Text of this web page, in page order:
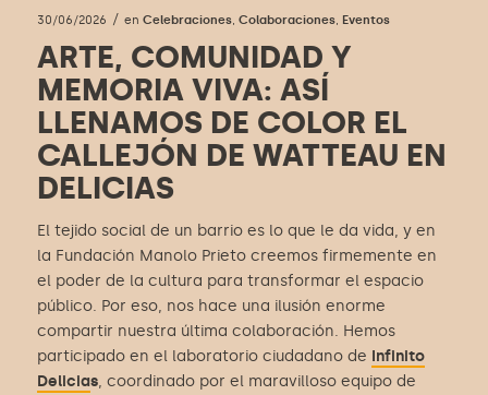
30/06/2026 / en Celebraciones, Colaboraciones, Eventos
ARTE, COMUNIDAD Y
MEMORIA VIVA: ASÍ
LLENAMOS DE COLOR EL
CALLEJÓN DE WATTEAU EN
DELICIAS
El tejido social de un barrio es lo que le da vida, y en
la Fundación Manolo Prieto creemos firmemente en
el poder de la cultura para transformar el espacio
público. Por eso, nos hace una ilusión enorme
compartir nuestra última colaboración. Hemos
participado en el laboratorio ciudadano de Infinito
Delicias, coordinado por el maravilloso equipo de